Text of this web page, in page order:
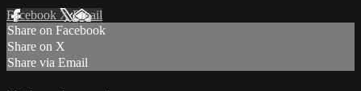
Facebook XEmail
Share on Facebook
Share on X
Share via Email